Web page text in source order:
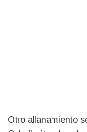
Otro allanamiento